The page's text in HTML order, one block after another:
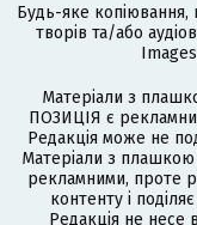
Будь-яке копіювання,
творів та/або
Матеріали з
ПОЗИЦІЯ є
Редакція може не
Матеріали з
рекламними, проте
контенту і
Редакція не несе